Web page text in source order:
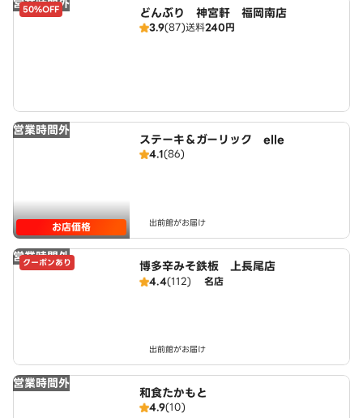
50%OFF どんぶり 神宮軒 福岡南店
3.9(87)送料240円
営業時間外
お店価格
ステーキ＆ガーリック elle
4.1(86)
出前館がお届け
営業時間外
クーポンあり 博多辛みそ鉄板 上長尾店
4.4(112) 名店
出前館がお届け
営業時間外
和食たかもと
4.9(10)